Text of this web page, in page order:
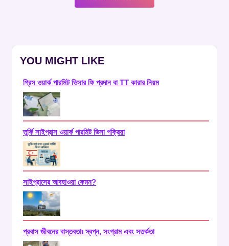
YOU MIGHT LIKE
গ্রিস ওয়ার্ক পারমিট ভিসার ফি প্রদান বা TT কারার নিয়ম
তুর্কি সাইপ্রাস ওয়ার্ক পারমিট ভিসা পক্রিয়া
সাইপ্রাসের আবহাওয়া কেমন?
প্রবাস জীবনের বাস্তবতাঃ স্বপ্ন, সংগ্রাম এবং সতর্কতা